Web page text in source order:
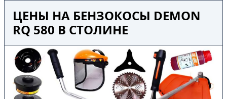
ЦЕНЫ НА БЕНЗОКОСЫ DEMON
RQ 580 В СТОЛИНЕ